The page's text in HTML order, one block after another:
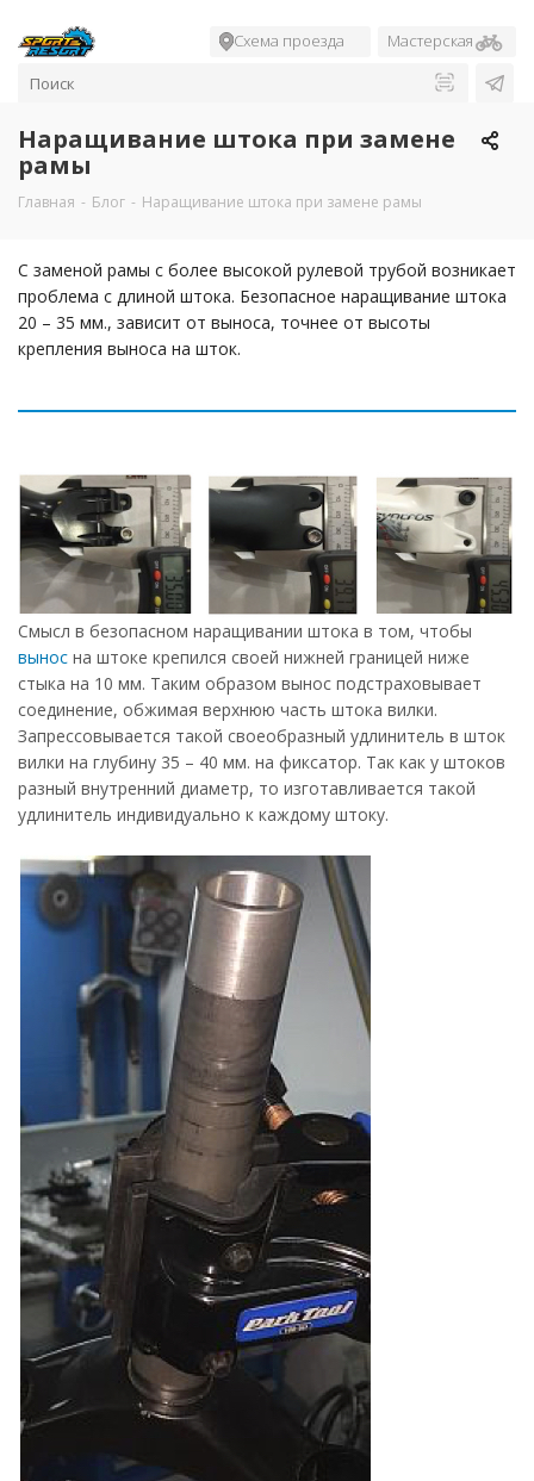
Схема проезда Мастерская
Наращивание штока при замене
рамы
Главная - Блог - Наращивание штока при замене рамы
С заменой рамы с более высокой рулевой трубой возникает
проблема с длиной штока. Безопасное наращивание штока
20 – 35 мм., зависит от выноса, точнее от высоты
крепления выноса на шток.
Смысл в безопасном наращивании штока в том, чтобы
вынос на штоке крепился своей нижней границей ниже
стыка на 10 мм. Таким образом вынос подстраховывает
соединение, обжимая верхнюю часть штока вилки.
Запрессовывается такой своеобразный удлинитель в шток
вилки на глубину 35 – 40 мм. на фиксатор. Так как у штоков
разный внутренний диаметр, то изготавливается такой
удлинитель индивидуально к каждому штоку.